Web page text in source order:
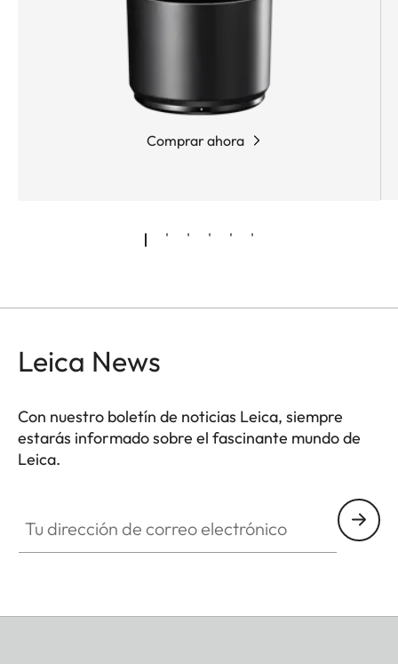
Comprar ahora
Leica News
Con nuestro boletín de noticias Leica, siempre
estarás informado sobre el fascinante mundo de
Leica.